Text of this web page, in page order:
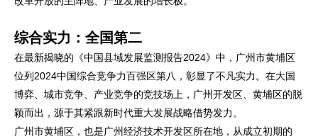
综合实力：全国第二
在最新揭晓的《中国县域发展监测报告2024》中，广州市黄埔区
位列2024中国综合竞争力百强区第八，彰显了不凡实力。在大国
博弈、城市竞争、产业竞争的竞技场上，广州开发区、黄埔区的脱
颖而出，源于其紧跟新时代重大发展战略借势发力。
广州市黄埔区，也是广州经济技术开发区所在地，从成立初期的